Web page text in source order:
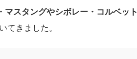
マスタングやシボレー・コルベット
てきました。